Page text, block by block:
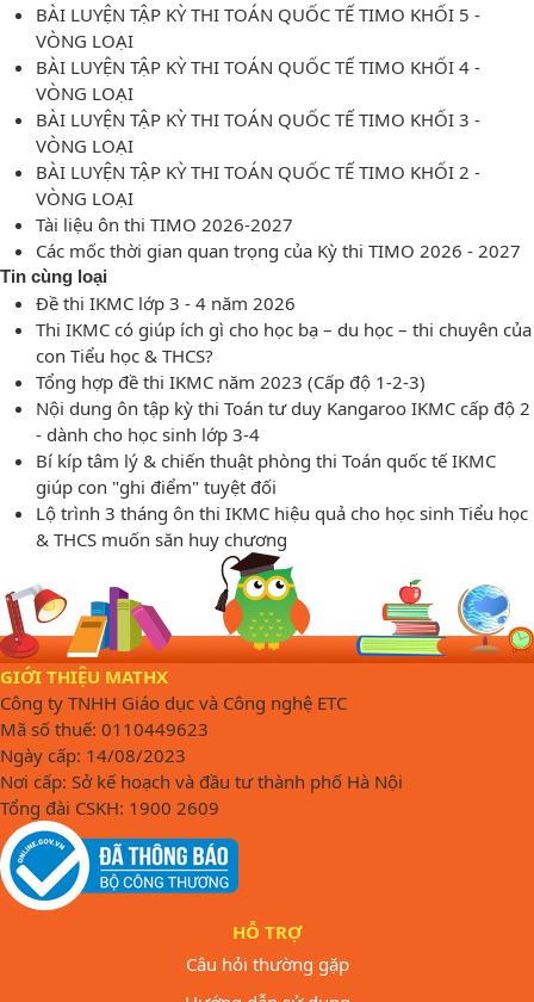
BÀI LUYỆN TẬP KỲ THI TOÁN QUỐC TẾ TIMO KHỐI 5 -
VÒNG LOẠI
BÀI LUYỆN TẬP KỲ THI TOÁN QUỐC TẾ TIMO KHỐI 4 -
VÒNG LOẠI
BÀI LUYỆN TẬP KỲ THI TOÁN QUỐC TẾ TIMO KHỐI 3 -
VÒNG LOẠI
BÀI LUYỆN TẬP KỲ THI TOÁN QUỐC TẾ TIMO KHỐI 2 -
VÒNG LOẠI
Tài liệu ôn thi TIMO 2026-2027
Các mốc thời gian quan trọng của Kỳ thi TIMO 2026 - 2027
Tin cùng loại
Đề thi IKMC lớp 3 - 4 năm 2026
Thi IKMC có giúp ích gì cho học bạ – du học – thi chuyên của
con Tiểu học & THCS?
Tổng hợp đề thi IKMC năm 2023 (Cấp độ 1-2-3)
Nội dung ôn tập kỳ thi Toán tư duy Kangaroo IKMC cấp độ 2
- dành cho học sinh lớp 3-4
Bí kíp tâm lý & chiến thuật phòng thi Toán quốc tế IKMC
giúp con "ghi điểm" tuyệt đối
Lộ trình 3 tháng ôn thi IKMC hiệu quả cho học sinh Tiểu học
& THCS muốn săn huy chương
GIỚI THIỆU MATHX
Công ty TNHH Giáo dục và Công nghệ ETC
Mã số thuế: 0110449623
Ngày cấp: 14/08/2023
Nơi cấp: Sở kế hoạch và đầu tư thành phố Hà Nội
Tổng đài CSKH: 1900 2609
HỖ TRỢ
Câu hỏi thường gặp